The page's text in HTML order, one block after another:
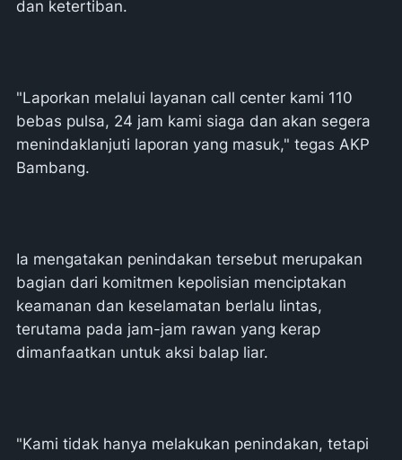
dan ketertiban.
"Laporkan melalui layanan call center kami 110
bebas pulsa, 24 jam kami siaga dan akan segera
menindaklanjuti laporan yang masuk," tegas AKP
Bambang.
Ia mengatakan penindakan tersebut merupakan
bagian dari komitmen kepolisian menciptakan
keamanan dan keselamatan berlalu lintas,
terutama pada jam-jam rawan yang kerap
dimanfaatkan untuk aksi balap liar.
"Kami tidak hanya melakukan penindakan, tetapi